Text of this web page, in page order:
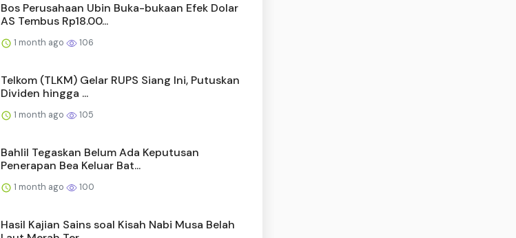
Bos Perusahaan Ubin Buka-bukaan Efek Dolar
AS Tembus Rp18.00...
1 month ago 106
Telkom (TLKM) Gelar RUPS Siang Ini, Putuskan
Dividen hingga ...
1 month ago 105
Bahlil Tegaskan Belum Ada Keputusan
Penerapan Bea Keluar Bat...
1 month ago 100
Hasil Kajian Sains soal Kisah Nabi Musa Belah